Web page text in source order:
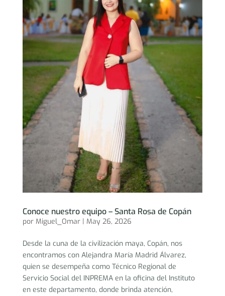
Conoce nuestro equipo – Santa Rosa de Copán
por Miguel_Omar| May 26, 2026
Desde la cuna de la civilización maya, Copán, nos
encontramos con Alejandra María Madrid Álvarez,
quien se desempeña como Técnico Regional de
Servicio Social del INPREMA en la oficina del Instituto
en este departamento, donde brinda atención,